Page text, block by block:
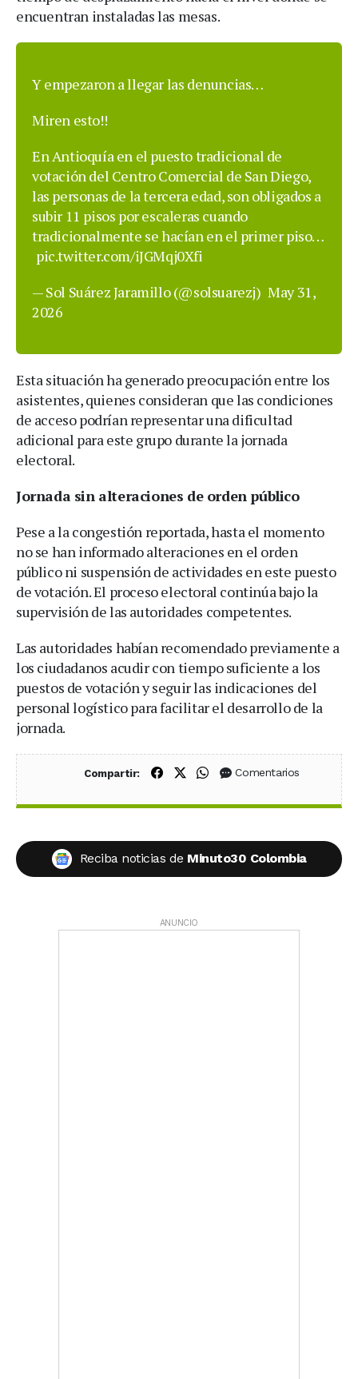
encuentran instaladas las mesas.
Y empezaron a llegar las denuncias…
Miren esto!!
En Antioquía en el puesto tradicional de
votación del Centro Comercial de San Diego,
las personas de la tercera edad, son obligados a
subir 11 pisos por escaleras cuando
tradicionalmente se hacían en el primer piso…
pic.twitter.com/iJGMqj0Xfi
— Sol Suárez Jaramillo (@solsuarezj) May 31,
2026
Esta situación ha generado preocupación entre los
asistentes, quienes consideran que las condiciones
de acceso podrían representar una dificultad
adicional para este grupo durante la jornada
electoral.
Jornada sin alteraciones de orden público
Pese a la congestión reportada, hasta el momento
no se han informado alteraciones en el orden
público ni suspensión de actividades en este puesto
de votación. El proceso electoral continúa bajo la
supervisión de las autoridades competentes.
Las autoridades habían recomendado previamente a
los ciudadanos acudir con tiempo suficiente a los
puestos de votación y seguir las indicaciones del
personal logístico para facilitar el desarrollo de la
jornada.
Compartir: Compartir en Facebook
Compartir en X (Twitter)
Compartir en WhatsApp
Comentarios
Reciba noticias de Minuto30 Colombia
ANUNCIO